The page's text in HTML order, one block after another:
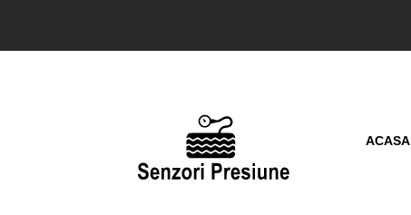
ACASA